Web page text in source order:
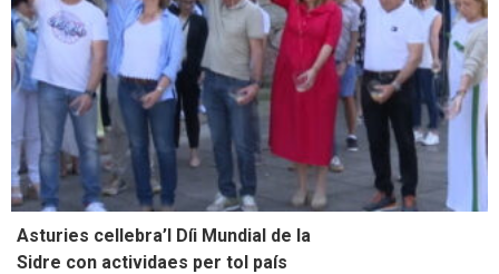
Asturies cellebra’l Díi Mundial de la
Sidre con actividaes per tol país